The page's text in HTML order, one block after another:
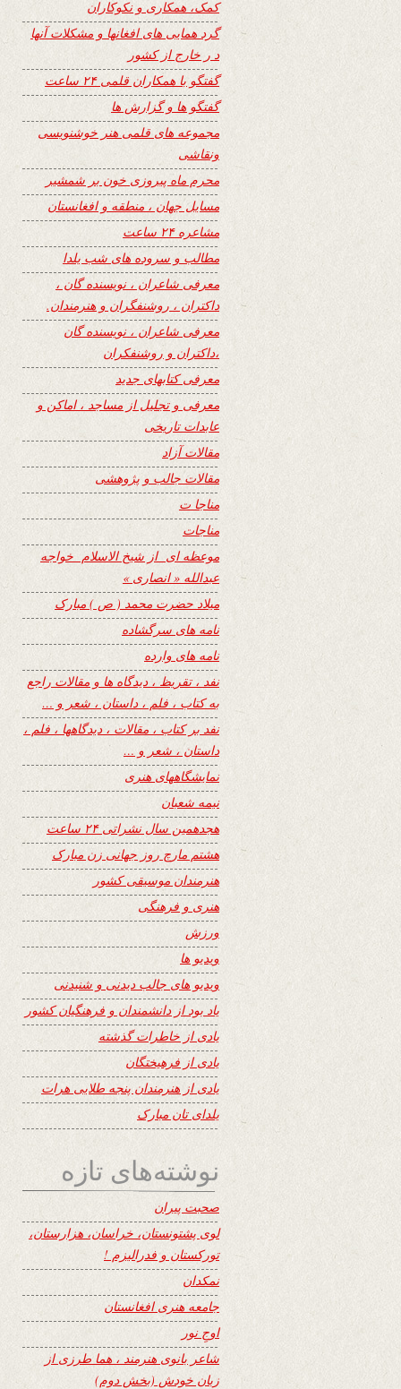
کمک، همکاری و نکوکاران
گرد همایی های افغانها و مشکلات آنها
د ر خارج از کشور
گفتگو با همکاران قلمی ۲۴ ساعت
گفتگو ها و گزارش ها
مجموعه های قلمی هنر خوشنویسی
ونقاشی
محرم ماه پیروزی خون بر شمشیر
مسایل جهان ، منطقه و افغانستان
مشاعره ۲۴ ساعت
مطالب و سروده های شب یلدا
معرفی شاعران ، نویسنده گان ،
داکتران ، روشنفگران و هنرمندان.
معرفی شاعران ، نویسنده گان
،داکتران و روشنفکران
معرفی کتابهای جدید
معرفی و تجلیل از مساجد ، اماکن و
عابدات تاریخی
مقالات آزاد
مقالات جالب و پژوهشی
مناجا ت
مناجات
موعظه ای از شیخ الاسلام خواجه
عبدالله « انصاری »
میلاد حضرت محمد ( ص ) مبارک
نامه های سرگشاده
نامه های وارده
نفد ، تقریظ ، دیدگاه ها و مقالات راجع
به کتاب ، فلم ، داستان ، شعر و …
نفد بر کتاب ، مقالات ، دیدگاهها ، فلم ،
داستان ، شعر و …
نمایشگاههای هنری
نیمه شعبان
هجدهمین سال نشراتی ۲۴ ساعت
هشتم مارچ روز جهانی زن مبارک
هنرمندان موسیقی کشور
هنری و فرهنگی
ورزش
ویدیو ها
ویدیو های جالب دیدنی و شنیدنی
یاد بود از دانشمندان و فرهنگیان کشور
یادی از خاطرات گذشته
یادی از فرهیختگان
یادی از هنرمندان پنجه طلایی هرات
یلدای تان مبارک
نوشته‌های تازه
صحبت پیران
لوی پشتونستان، خراسان، هزارستان،
تورکستان و فدرالیزم !
نمکدان
جامعه هنری افغانستان
اوجِ نور
شاعر بانوی هنرمند ، هما طرزی از
زبان خودش (بخش دوم)